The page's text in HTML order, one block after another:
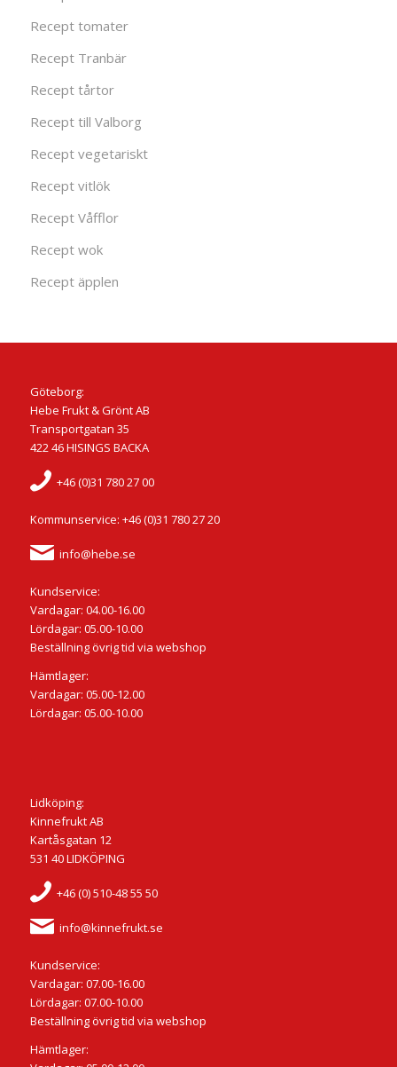
Recept tomater
Recept Tranbär
Recept tårtor
Recept till Valborg
Recept vegetariskt
Recept vitlök
Recept Våfflor
Recept wok
Recept äpplen
Göteborg:
Hebe Frukt & Grönt AB
Transportgatan 35
422 46 HISINGS BACKA
+46 (0)31 780 27 00
Kommunservice: +46 (0)31 780 27 20
info@hebe.se
Kundservice:
Vardagar: 04.00-16.00
Lördagar: 05.00-10.00
Beställning övrig tid via webshop
Hämtlager:
Vardagar: 05.00-12.00
Lördagar: 05.00-10.00
Lidköping:
Kinnefrukt AB
Kartåsgatan 12
531 40 LIDKÖPING
+46 (0) 510-48 55 50
info@kinnefrukt.se
Kundservice:
Vardagar: 07.00-16.00
Lördagar: 07.00-10.00
Beställning övrig tid via webshop
Hämtlager: